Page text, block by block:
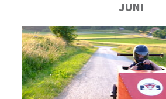
JUNI